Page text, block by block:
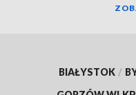
BIAŁYSTOK /